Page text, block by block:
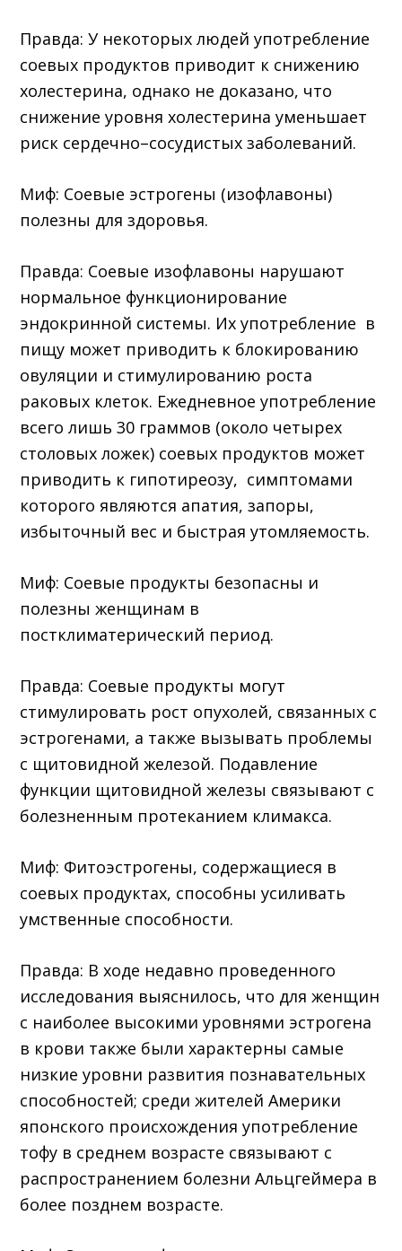
Правда: У некоторых людей употребление
соевых продуктов приводит к снижению
холестерина, однако не доказано, что
снижение уровня холестерина уменьшает
риск сердечно–сосудистых заболеваний.
Миф: Соевые эстрогены (изофлавоны)
полезны для здоровья.
Правда: Соевые изофлавоны нарушают
нормальное функционирование
эндокринной системы. Их употребление в
пищу может приводить к блокированию
овуляции и стимулированию роста
раковых клеток. Ежедневное употребление
всего лишь 30 граммов (около четырех
столовых ложек) соевых продуктов может
приводить к гипотиреозу, симптомами
которого являются апатия, запоры,
избыточный вес и быстрая утомляемость.
Миф: Соевые продукты безопасны и
полезны женщинам в
постклиматерический период.
Правда: Соевые продукты могут
стимулировать рост опухолей, связанных с
эстрогенами, а также вызывать проблемы
с щитовидной железой. Подавление
функции щитовидной железы связывают с
болезненным протеканием климакса.
Миф: Фитоэстрогены, содержащиеся в
соевых продуктах, способны усиливать
умственные способности.
Правда: В ходе недавно проведенного
исследования выяснилось, что для женщин
с наиболее высокими уровнями эстрогена
в крови также были характерны самые
низкие уровни развития познавательных
способностей; среди жителей Америки
японского происхождения употребление
тофу в среднем возрасте связывают с
распространением болезни Альцгеймера в
более позднем возрасте.